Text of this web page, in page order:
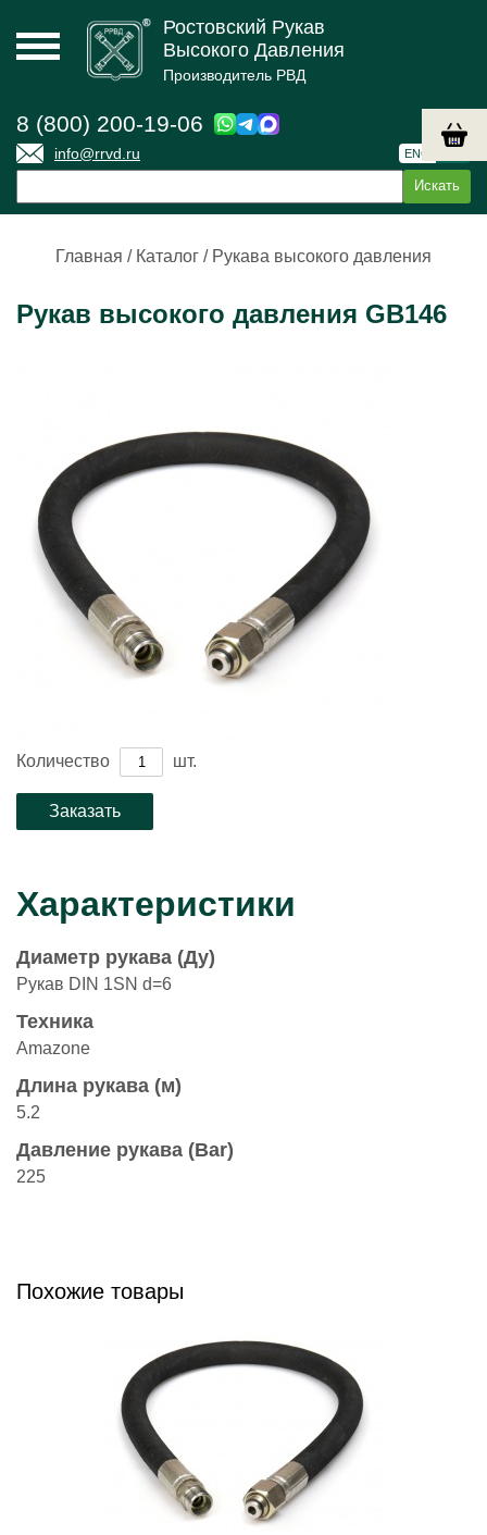
Ростовский Рукав
Высокого Давления
Производитель РВД
8 (800) 200-19-06
info@rrvd.ru ENG
Главная / Каталог / Рукава высокого давления
Рукав высокого давления GB146
Количество шт.
Характеристики
Диаметр рукава (Ду)
Рукав DIN 1SN d=6
Техника
Amazonе
Длина рукава (м)
5.2
Давление рукава (Bar)
225
Похожие товары